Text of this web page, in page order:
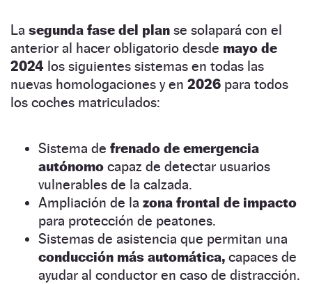
La segunda fase del plan se solapará con el
anterior al hacer obligatorio desde mayo de
2024 los siguientes sistemas en todas las
nuevas homologaciones y en 2026 para todos
los coches matriculados:
Sistema de frenado de emergencia
autónomo capaz de detectar usuarios
vulnerables de la calzada.
Ampliación de la zona frontal de impacto
para protección de peatones.
Sistemas de asistencia que permitan una
conducción más automática, capaces de
ayudar al conductor en caso de distracción.